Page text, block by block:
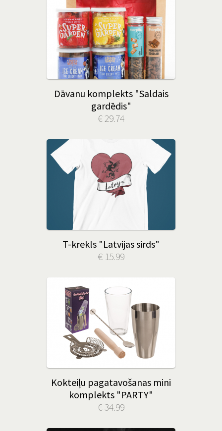
Dāvanu komplekts "Saldais
gardēdis"
€ 29.74
T-krekls "Latvijas sirds"
€ 15.99
Kokteiļu pagatavošanas mini
komplekts "PARTY"
€ 34.99